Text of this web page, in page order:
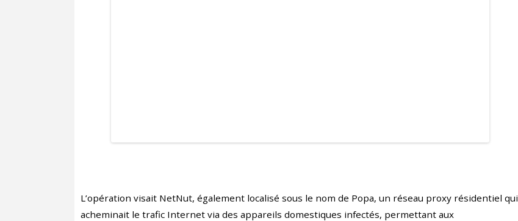
L’opération visait NetNut, également localisé sous le nom de Popa, un réseau proxy résidentiel qui
acheminait le trafic Internet via des appareils domestiques infectés, permettant aux